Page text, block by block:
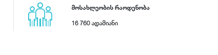
მოსახლეობის რაოდენობა
16 760 ადამიანი